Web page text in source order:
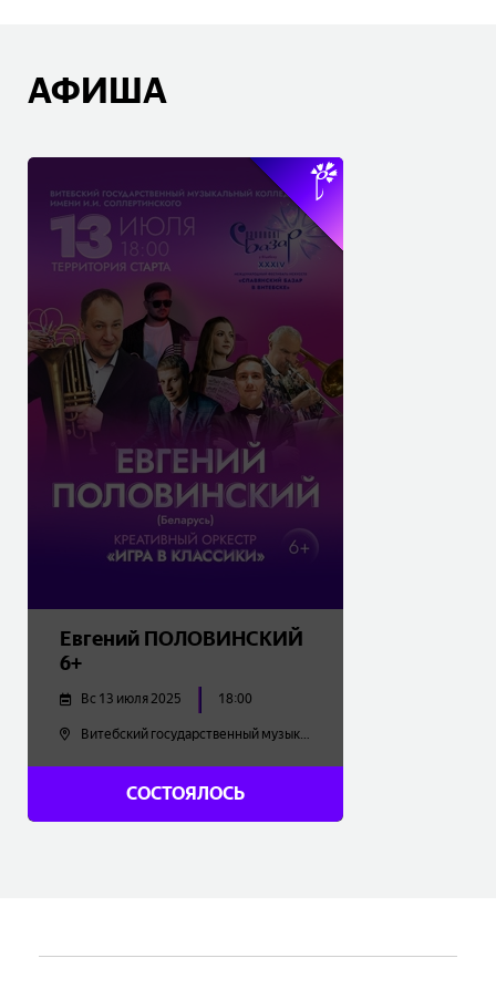
АФИША
СОСТОЯЛОСЬ
Евгений ПОЛОВИНСКИЙ
6+
Вс 13 июля 2025 18:00
Витебский государственный музыкальный колледж имени Ивана СОЛЛЕРТИНСКОГО